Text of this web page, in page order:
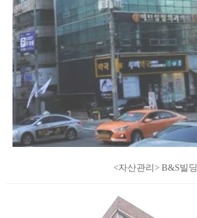
<자산관리> B&S빌딩